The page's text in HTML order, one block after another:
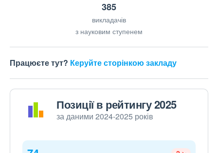
385
викладачів
з науковим ступенем
Працюєте тут? Керуйте сторінкою закладу
Позиції в рейтингу 2025
за даними 2024-2025 років